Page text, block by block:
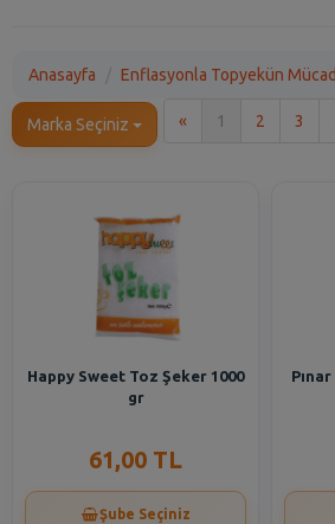
Anasayfa Enflasyonla Topyekün
Marka Seçiniz « 1 2 3
Happy Sweet Toz Şeker 1000
gr
61,00 TL
Şube Seçiniz